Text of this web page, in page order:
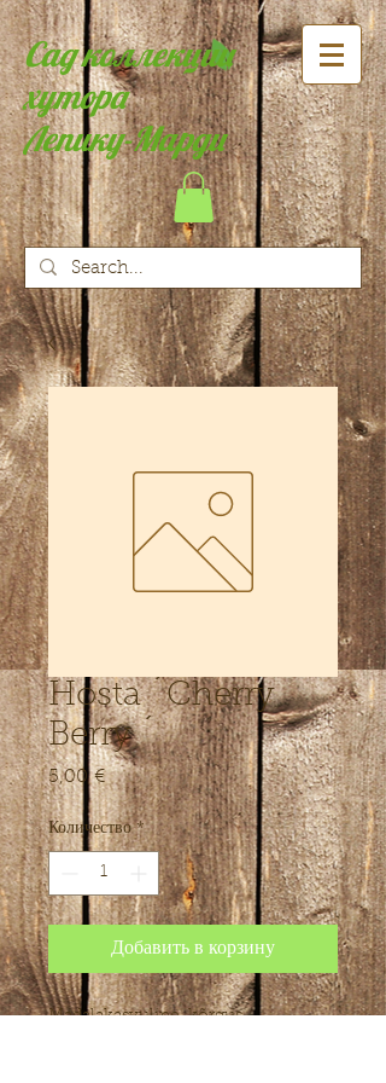
Сад коллекции
хутора
Лепику-Марди
Hosta ´Cherry
Berry ´
5,00 €Цена
Количество *
Добавить в корзину
Madalakasvuline, kõrgus